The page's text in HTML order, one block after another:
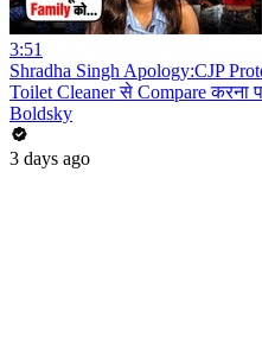
3:51
Shradha Singh Apology:CJP
Toilet Cleaner से Compare करना
Boldsky
3 days ago